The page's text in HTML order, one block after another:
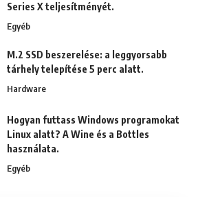
Series X teljesítményét.
Egyéb
M.2 SSD beszerelése: a leggyorsabb
tárhely telepítése 5 perc alatt.
Hardware
Hogyan futtass Windows programokat
Linux alatt? A Wine és a Bottles
használata.
Egyéb